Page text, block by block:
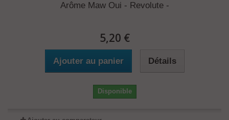
Arôme Maw Oui - Revolute -
5,20 €
Ajouter au panier Détails
Disponible